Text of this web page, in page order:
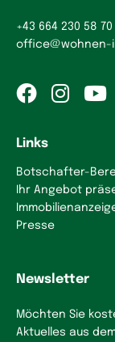
+43 664 230 58 70
office@wohnen-
Links
Botschafter-
Ihr Angebot
Presse
Newsletter
Möchten Sie
Aktuelles aus